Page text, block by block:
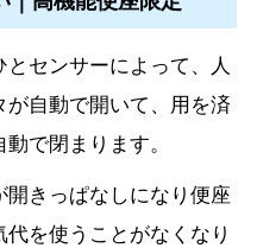
とセンサーによって、人
自動で開いて、用を済
で閉まります。
きっぱなしになり便座
を使うことがなくなり